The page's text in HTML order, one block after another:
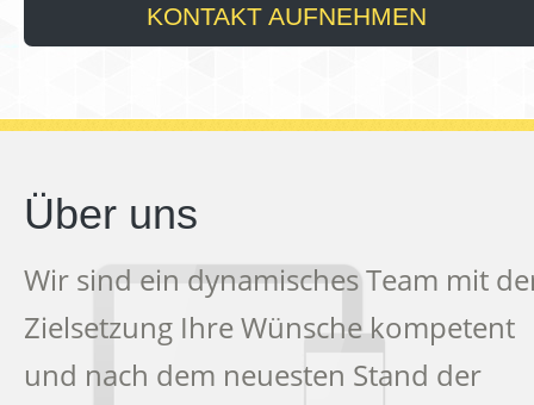
KONTAKT AUFNEHMEN
Über uns
Wir sind ein dynamisches Team mit
Zielsetzung Ihre Wünsche kompetent
und nach dem neuesten Stand der